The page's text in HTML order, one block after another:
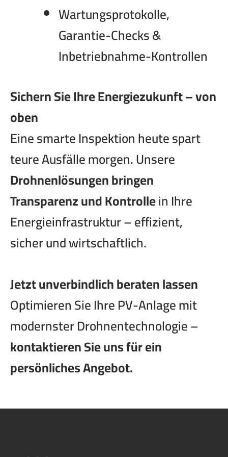
Wartungsprotokolle,
Garantie-Checks &
Inbetriebnahme-Kontrollen
Sichern Sie Ihre Energiezukunft – von
oben
Eine smarte Inspektion heute spart
teure Ausfälle morgen. Unsere
Drohnenlösungen bringen
Transparenz und Kontrollein Ihre
Energieinfrastruktur – effizient,
sicher und wirtschaftlich.
Jetzt unverbindlich beraten lassen
Optimieren Sie Ihre PV-Anlage mit
modernster Drohnentechnologie –
kontaktieren Sie uns für ein
persönliches Angebot.